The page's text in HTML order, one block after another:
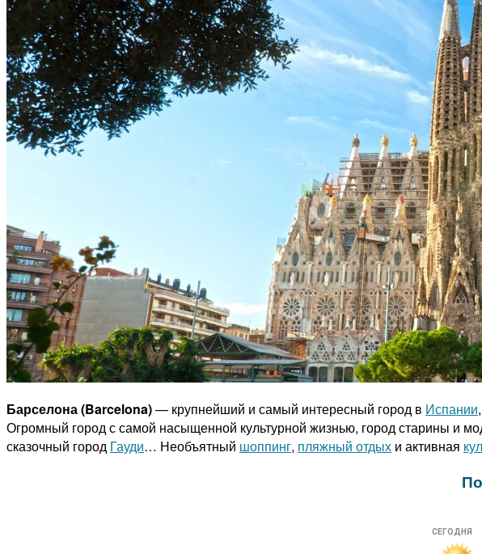
Барселона (Barcelona)— крупнейший и самый интересный город в Испании
Огромный город с самой насыщенной культурной жизнью, город старины и
сказочный город Гауди… Необъятный шоппинг, пляжный отдых и активная